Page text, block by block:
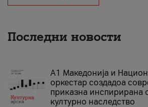
Последни новости
А1 Македонија и
оркестар создадоа
приказна инспирирана
културно наследство